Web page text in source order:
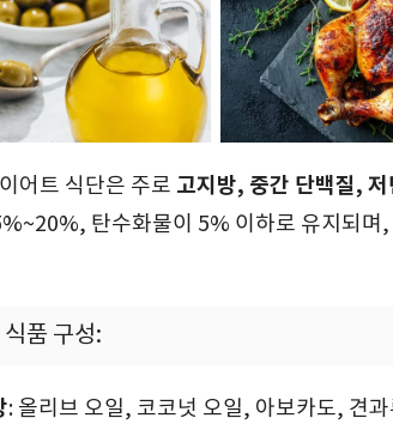
어트 식단은 주로 고지방, 중간 단백질,
탄수화물이 5% 이하로 유지되며
식품 구성:
: 올리브 오일, 코코넛 오일, 아보카도, 견